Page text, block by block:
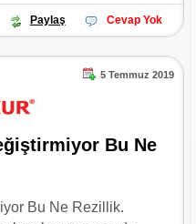
Paylaş Cevap Yok
5 Temmuz 2019
Bu Ne
Bu Ne Rezillik.